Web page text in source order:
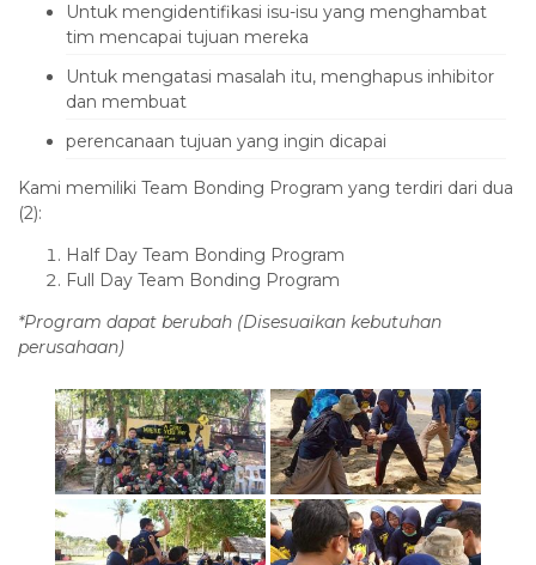
Untuk mengidentifikasi isu-isu yang menghambat
tim mencapai tujuan mereka
Untuk mengatasi masalah itu, menghapus inhibitor
dan membuat
perencanaan tujuan yang ingin dicapai
Kami memiliki Team Bonding Program yang terdiri dari dua
(2):
Half Day Team Bonding Program
Full Day Team Bonding Program
*Program dapat berubah (Disesuaikan kebutuhan
perusahaan)